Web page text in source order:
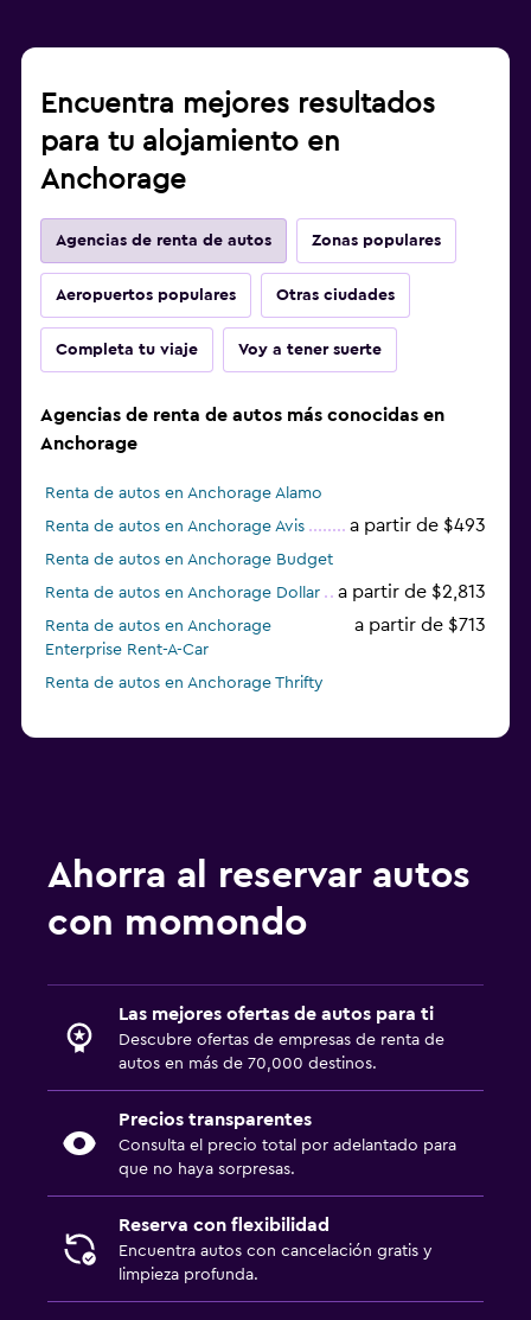
Encuentra mejores resultados
para tu alojamiento en
Anchorage
Agencias de renta de autos Zonas populares
Aeropuertos populares Otras ciudades
Completa tu viaje Voy a tener suerte
Agencias de renta de autos más conocidas en
Anchorage
Renta de autos en Anchorage Alamo
Renta de autos en Anchorage Avis
a partir de $493
Renta de autos en Anchorage Budget
Renta de autos en Anchorage Dollar
a partir de $2,813
Renta de autos en Anchorage
Enterprise Rent-A-Car
a partir de $713
Renta de autos en Anchorage Thrifty
Ahorra al reservar autos
con momondo
Las mejores ofertas de autos para ti
Descubre ofertas de empresas de renta de
autos en más de 70,000 destinos.
Precios transparentes
Consulta el precio total por adelantado para
que no haya sorpresas.
Reserva con flexibilidad
Encuentra autos con cancelación gratis y
limpieza profunda.